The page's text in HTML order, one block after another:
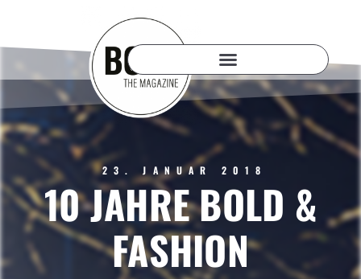
23. JANUAR 2018
10 JAHRE BOLD &
FASHION